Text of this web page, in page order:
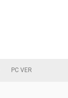
PC VER